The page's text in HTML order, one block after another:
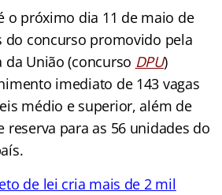
o próximo dia 11 de maio de
do concurso promovido pela
da União (concurso DPU)
imediato de 143 vagas
médio e superior, além de
reserva para as 56 unidades do
de lei cria mais de 2 mil